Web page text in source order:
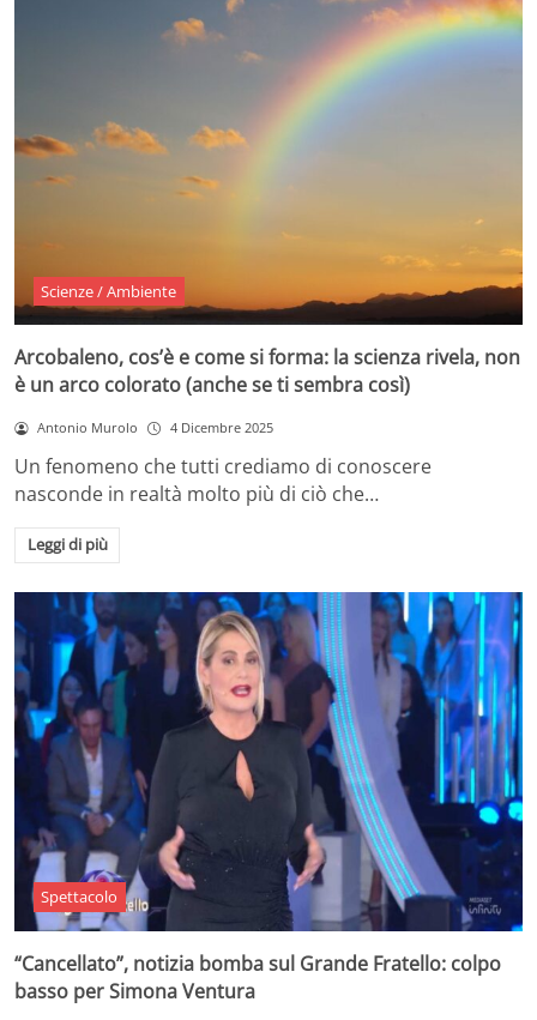
Scienze / Ambiente
Arcobaleno, cos’è e come si forma: la scienza rivela, non
è un arco colorato (anche se ti sembra così)
Antonio Murolo 4 Dicembre 2025
Un fenomeno che tutti crediamo di conoscere
nasconde in realtà molto più di ciò che…
Leggi di più
Spettacolo
“Cancellato”, notizia bomba sul Grande Fratello: colpo
basso per Simona Ventura